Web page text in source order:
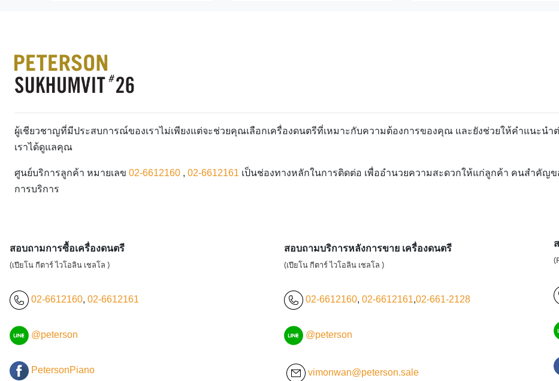
ผู้เชียวชาญที่มีประสบการณ์ของเราไม่เพียงแต่จะช่วยคุณเลือกเครื่องดนตรีที่เหมาะกับความต้องการของคุณ และยังช่วยให้คำแนะน
เราได้ดูแลคุณ
ศูนย์บริการลูกค้า หมายเลข 02-6612160 , 02-6612161 เป็นช่องทางหลักในการติดต่อ เพื่ออำนวยความสะดวกให้แก่ลูกค้า คนสำคัญ
การบริการ
สอบถามการซื้อเครื่องดนตรี
(เปียโน กีตาร์ ไวโอลิน เชลโล )
02-6612160, 02-6612161
@peterson
PetersonPiano
สอบถามบริการหลังการขาย เครื่องดนตรี
(เปียโน กีตาร์ ไวโอลิน เชลโล )
02-6612160, 02-6612161,02-661-2128
@peterson
vimonwan@peterson.sale